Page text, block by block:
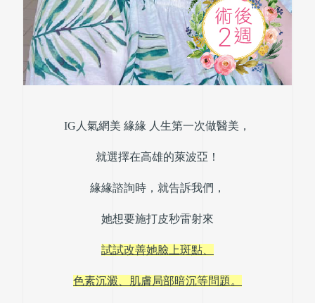
IG人氣網美 緣緣 人生第一次做醫美，
就選擇在高雄的萊波亞！
緣緣諮詢時，就告訴我們，
她想要施打皮秒雷射來
試試改善她臉上斑點、
色素沉澱、肌膚局部暗沉等問題。